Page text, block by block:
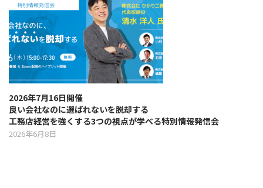
2026年7月16日開催
良い会社なのに選ばれないを脱却する
工務店経営を強くする3つの視点が学べる特別情報発信会
2026年6月8日